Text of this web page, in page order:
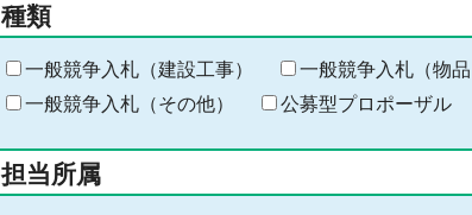
る
キ
ー
ー
種類
一般競争入札（建設工事） 一般競争入札（物品
一般競争入札（その他）
公募型プロポーザル
担当所属